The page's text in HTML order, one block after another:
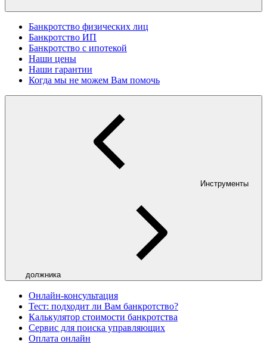
Банкротство физических лиц
Банкротство ИП
Банкротство с ипотекой
Наши цены
Наши гарантии
Когда мы не можем Вам помочь
Инструменты
должника
Онлайн-консультация
Тест: подходит ли Вам банкротство?
Калькулятор стоимости банкротства
Сервис для поиска управляющих
Оплата онлайн